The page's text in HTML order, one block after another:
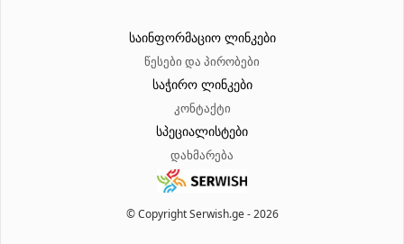
© Copyright Serwish.ge -2026
საინფორმაციო ლინკები
წესები და პირობები
საჭირო ლინკები
კონტაქტი
სპეციალისტები
დახმარება